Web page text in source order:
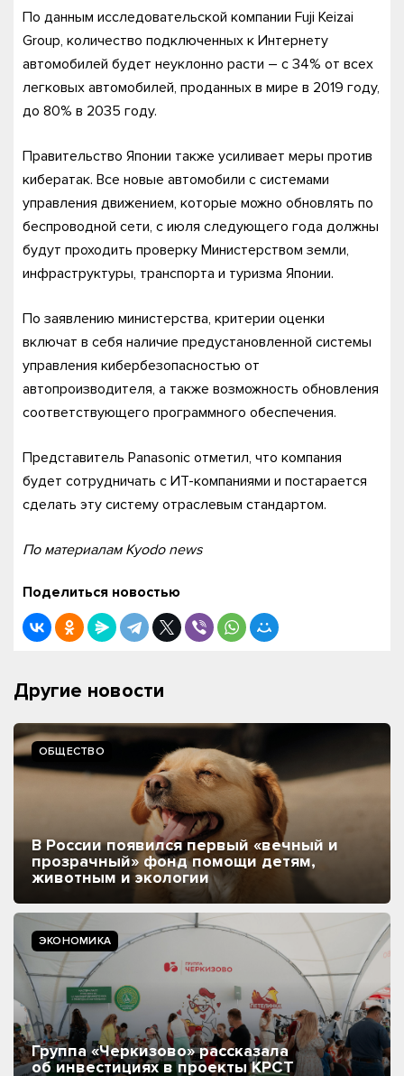
По данным исследовательской компании Fuji Keizai
Group, количество подключенных к Интернету
автомобилей будет неуклонно расти – с 34% от всех
легковых автомобилей, проданных в мире в 2019 году,
до 80% в 2035 году.
Правительство Японии также усиливает меры против
кибератак. Все новые автомобили с системами
управления движением, которые можно обновлять по
беспроводной сети, с июля следующего года должны
будут проходить проверку Министерством земли,
инфраструктуры, транспорта и туризма Японии.
По заявлению министерства, критерии оценки
включат в себя наличие предустановленной системы
управления кибербезопасностью от
автопроизводителя, а также возможность обновления
соответствующего программного обеспечения.
Представитель Panasonic отметил, что компания
будет сотрудничать с ИТ-компаниями и постарается
сделать эту систему отраслевым стандартом.
По материалам Kyodo news
Поделиться новостью
Другие новости
ОБЩЕСТВО
В России появился первый «вечный и
прозрачный» фонд помощи детям,
животным и экологии
ЭКОНОМИКА
Группа «Черкизово» рассказала
об инвестициях в проекты КРСТ